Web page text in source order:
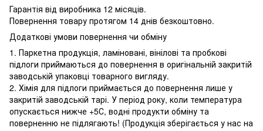
Гарантія від виробника 12 місяців.
Повернення товару протягом 14 днів безкоштовно.
Додаткові умови повернення чи обміну
1. Паркетна продукція, ламіновані, вінілові та пробкові
підлоги приймаються до повернення в оригінальній закритій
заводській упаковці товарного вигляду.
2. Хімія для підлоги приймається до повернення лише у
закритій заводській тарі. У період року, коли температура
опускається нижче +5С, водні продукти обміну та
поверненню не підлягають! (Продукція зберігається у нас на